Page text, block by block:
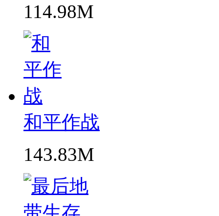
114.98M
和平作战
143.83M